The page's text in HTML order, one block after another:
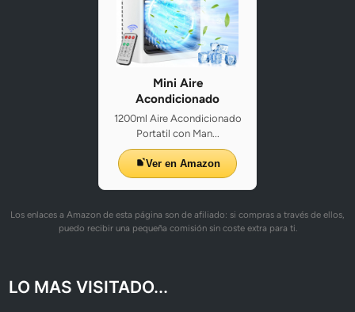
Mini Aire
Acondicionado
1200ml Aire Acondicionado
Portatil con Man...
Ver en Amazon
Los enlaces a Amazon de esta página son de afiliado: si compras a través de ellos,
puedo recibir una pequeña comisión sin coste extra para ti.
LO MAS VISITADO...